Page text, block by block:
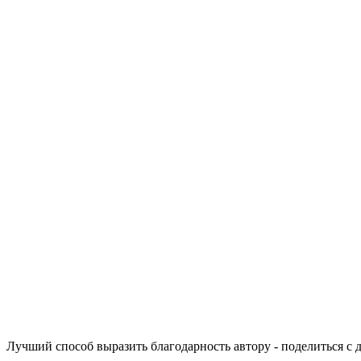
Лучший способ выразить благодарность автору - поделиться с